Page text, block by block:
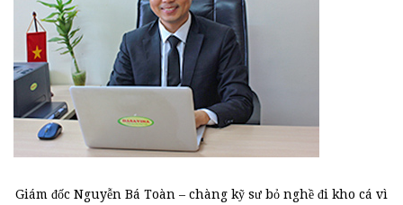
Giám đốc Nguyễn Bá Toàn – chàng kỹ sư bỏ nghề đi kho cá vì